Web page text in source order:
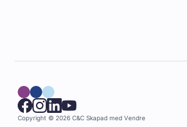
Copyright © 2026 C&C Skapad med Vendre